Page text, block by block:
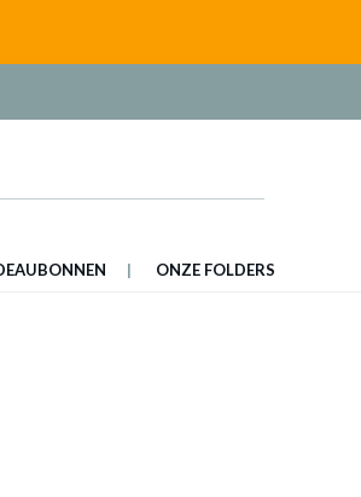
ONZE FOLDERS